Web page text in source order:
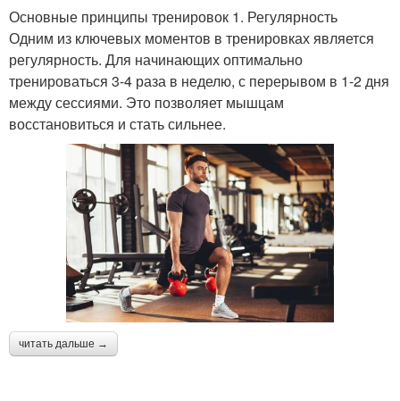
Основные принципы тренировок 1. Регулярность
Одним из ключевых моментов в тренировках является
регулярность. Для начинающих оптимально
тренироваться 3-4 раза в неделю, с перерывом в 1-2 дня
между сессиями. Это позволяет мышцам
восстановиться и стать сильнее.
читать дальше →